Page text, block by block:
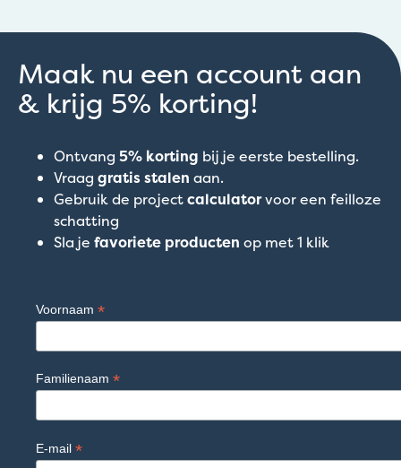
Maak nu een account aan
& krijg 5% korting!
Ontvang 5% korting bij je eerste bestelling.
Vraag gratis stalen aan.
Gebruik de projectcalculatorvoor een feilloze
schatting
Sla je favoriete producten op met 1 klik
Voornaam *
Familienaam *
E-mail *